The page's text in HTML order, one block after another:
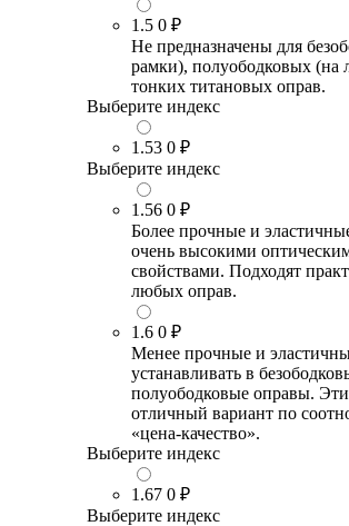
1.5 0 ₽
Не предназначены для
рамки), полуободковых (на
тонких титановых оправ.
Выберите индекс
1.53 0 ₽
Выберите индекс
1.56 0 ₽
Более прочные и
очень высокими
свойствами. Подходят
любых оправ.
1.6 0 ₽
Менее прочные и
устанавливать в
полуободковые оправы.
отличный вариант по
«цена-качество».
Выберите индекс
1.67 0 ₽
Выберите индекс